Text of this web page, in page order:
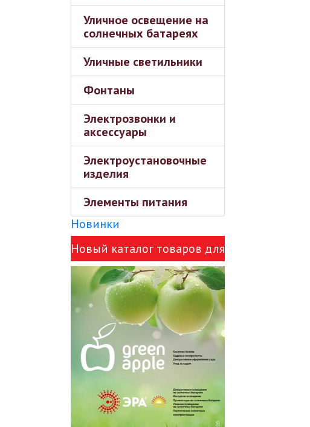
Уличное освещение на
солнечных батареях
Уличные светильники
Фонтаны
Электрозвонки и
аксессуары
Электроустановочные
изделия
Элементы питания
Новинки
Новый каталог товаров для
сада Green Apple и ЭРА!